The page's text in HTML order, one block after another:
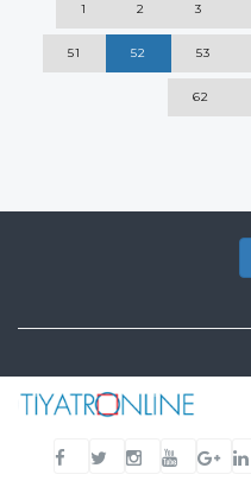
1 2 3
51 52 53
62